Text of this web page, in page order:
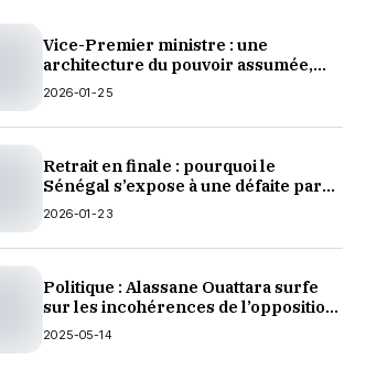
Vice-Premier ministre : une
architecture du pouvoir assumée,
une polémique révélatrice
2026-01-25
Retrait en finale : pourquoi le
Sénégal s’expose à une défaite par
forfait selon les règlements de la
CAN
2026-01-23
Politique : Alassane Ouattara surfe
sur les incohérences de l’opposition
et de la presse internationale
2025-05-14